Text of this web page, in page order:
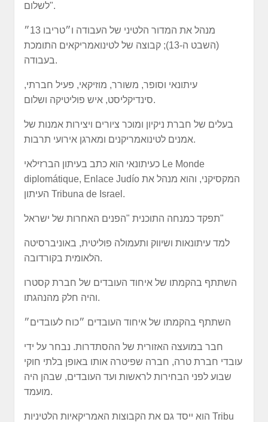
לשלום".
מנהל את המדור הלטיני של העבודה ו״טריבו 13״
(השבט ה-13); קבוצה של לטינואמריקאים התומכת
בעבודה.
עיתונאי וסופר, משורר, מוזיקאי, פעיל חברתי,
סינדיקליסט, איש פוליטיקה ושלום.
בעלים של חברת ניקיון ומוכר ציורים ויצירות אמנות של
אמנים לטינואמריקנים ומארגן אירועי תרבות.
כעיתונאי הוא כתב בעיתון הברזילאי Le Monde
diplomátique, Enlace Judío המקסיקני, והוא מנהל את
העיתון Tribuna de Israel.
תפקד כמנחה התוכנית "הפנים האחרות של ישראל"
למד עיתונאות ושיווק ותעמולה פוליטית, באוניברסיטה
הלאומית בקורדובה.
השתתף בהקמתו של איחוד העובדים של חברת קסטרו
והיה חלק מהנהגתו.
השתתף בהקמתו של איחוד העובדים ״כוח לעובדים״
חבר במועצה האזורית של ההסתדרות. נבחר על ידי
עובדי חברת טרה, חברה שפיטרה אותו באופן בלתי חוקי
שבוע לפני הבחירות לראשות ועד העובדים, שבהן היה
מועמד.
הוא ייסד גם את הקבוצות האמריקאיות הלטיניות Tribu